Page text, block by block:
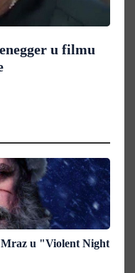
u filmu
u "Violent Night